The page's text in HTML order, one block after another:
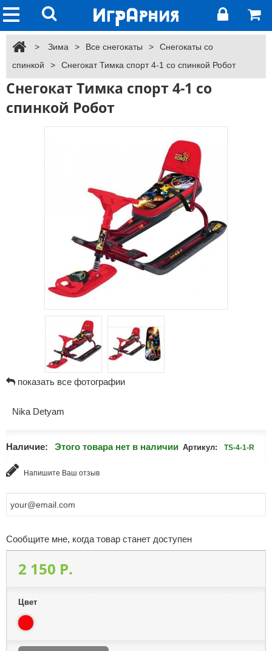
> Зима > Все снегокаты >
Снегокаты со
спинкой
> Снегокат Тимка спорт 4-1 со спинкой Робот
Снегокат Тимка спорт 4-1 со
спинкой Робот
показать все фотографии
Nika Detyam
Наличие: Этого товара нет в наличии Артикул: TS-4-1-R
Напишите Ваш отзыв
Сообщите мне, когда товар станет доступен
2 150 P.
Цвет